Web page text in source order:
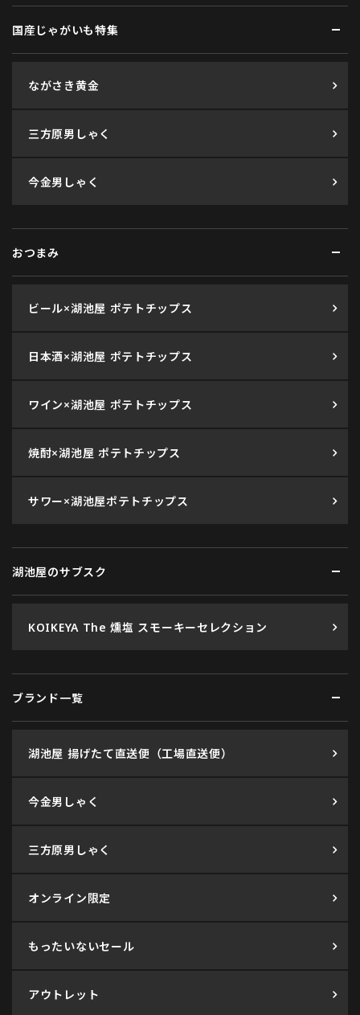
国産じゃがいも特集
ながさき黄金
三方原男しゃく
今金男しゃく
おつまみ
ビール×湖池屋 ポテトチップス
日本酒×湖池屋 ポテトチップス
ワイン×湖池屋 ポテトチップス
焼酎×湖池屋 ポテトチップス
サワー×湖池屋ポテトチップス
湖池屋のサブスク
KOIKEYA The 燻塩 スモーキーセレクション
ブランド一覧
湖池屋 揚げたて直送便（工場直送便）
今金男しゃく
三方原男しゃく
オンライン限定
もったいないセール
アウトレット